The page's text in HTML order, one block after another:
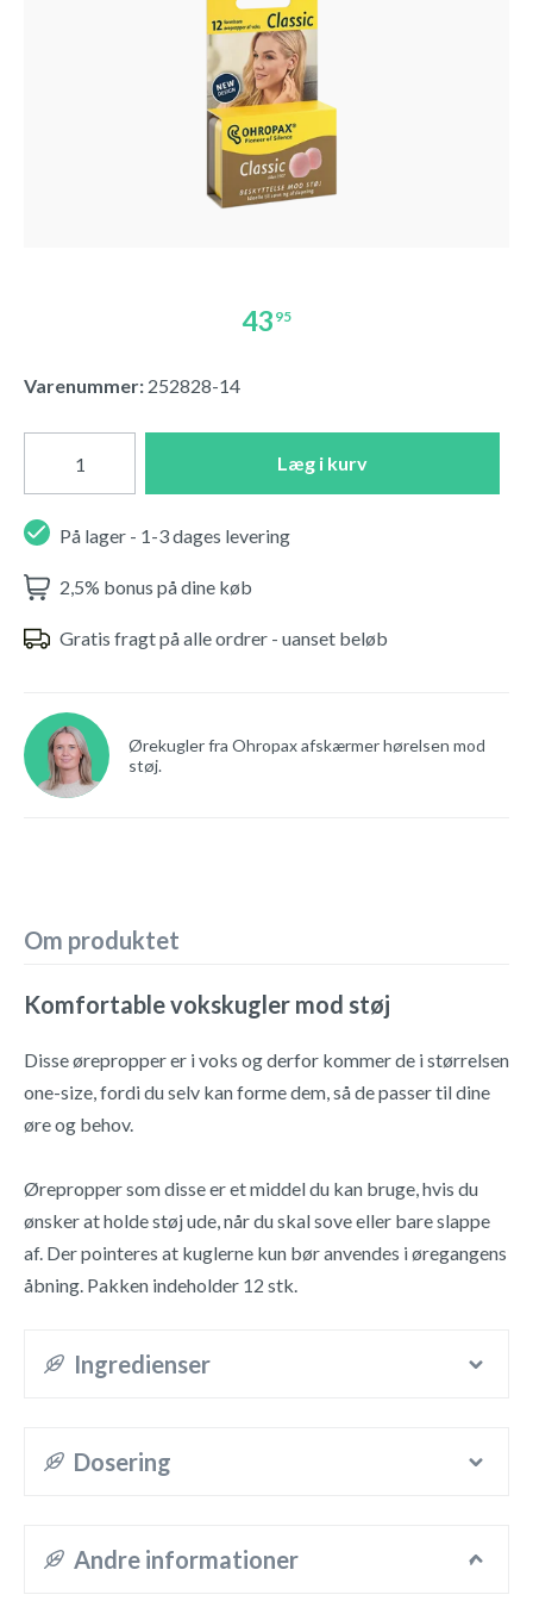
43 95
Varenummer: 252828-14
Læg i kurv
På lager - 1-3 dages levering
2,5% bonus på dine køb
Gratis fragt på alle ordrer - uanset beløb
Ørekugler fra Ohropax afskærmer hørelsen mod
støj.
Om produktet
Komfortable vokskugler mod støj
Disse ørepropper er i voks og derfor kommer de i størrelsen
one-size, fordi du selv kan forme dem, så de passer til dine
øre og behov.
Ørepropper som disse er et middel du kan bruge, hvis du
ønsker at holde støj ude, når du skal sove eller bare slappe
af. Der pointeres at kuglerne kun bør anvendes i øregangens
åbning. Pakken indeholder 12 stk.
Ingredienser
Dosering
Andre informationer